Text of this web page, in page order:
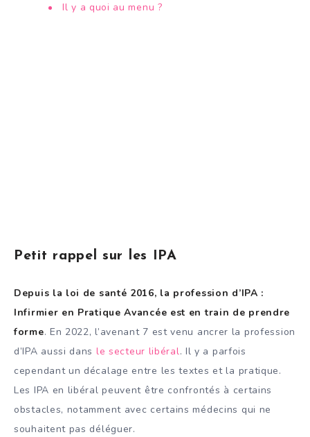
Il y a quoi au menu ?
Petit rappel sur les IPA
Depuis la loi de santé 2016, la profession d’IPA :
Infirmier en Pratique Avancée est en train de prendre
forme. En 2022, l’avenant 7 est venu ancrer la profession
d’IPA aussi dans le secteur libéral. Il y a parfois
cependant un décalage entre les textes et la pratique.
Les IPA en libéral peuvent être confrontés à certains
obstacles, notamment avec certains médecins qui ne
souhaitent pas déléguer.